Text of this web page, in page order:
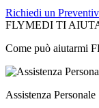
Richiedi un
FLYMEDI TI
Come può aiutarmi
Assistenza